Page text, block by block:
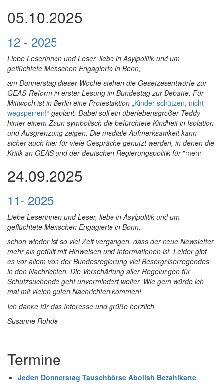
05.10.2025
12 - 2025
Liebe Leserinnen und Leser, liebe in Asylpolitik und um
geflüchtete Menschen Engagierte in Bonn,
am Donnerstag dieser Woche stehen die Gesetzesentwürfe zur
GEAS-Reform in erster Lesung im Bundestag zur Debatte. Für
Mittwoch ist in Berlin eine Protestaktion „Kinder schützen, nicht
wegsperren!“ geplant. Dabei soll ein überlebensgroßer Teddy
hinter einem Zaun symbolisch die befürchtete Kindheit in Isolation
und Ausgrenzung zeigen. Die mediale Aufmerksamkeit kann
sicher auch hier für viele Gespräche genutzt werden, in denen die
Kritik an GEAS und der deutschen Regierungspolitik für"mehr
24.09.2025
11- 2025
Liebe Leserinnen und Leser, liebe in Asylpolitik und um
geflüchtete Menschen Engagierte in Bonn,
schon wieder ist so viel Zeit vergangen, dass der neue Newsletter
mehr als gefüllt mit Hinweisen und Informationen ist. Leider gibt
es vor allem von der Bundesregierung viel Besorgniserregendes
in den Nachrichten. Die Verschärfung aller Regelungen für
Schutzsuchende geht unvermindert weiter. Wie gern würde ich
mal mit vielen guten Nachrichten kommen!
Ich danke für das Interesse und grüße herzlich
Susanne Rohde
Termine
Jeden Donnerstag Tauschbörse Abolish Bezahlkarte